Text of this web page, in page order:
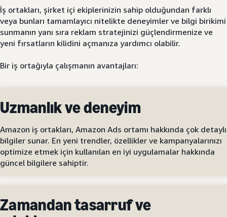
İş ortakları, şirket içi ekiplerinizin sahip olduğundan farklı
veya bunları tamamlayıcı nitelikte deneyimler ve bilgi birikimi
sunmanın yanı sıra reklam stratejinizi güçlendirmenize ve
yeni fırsatların kilidini açmanıza yardımcı olabilir.
Bir iş ortağıyla çalışmanın avantajları:
Uzmanlık ve deneyim
Amazon iş ortakları, Amazon Ads ortamı hakkında çok detaylı
bilgiler sunar. En yeni trendler, özellikler ve kampanyalarınızı
optimize etmek için kullanılan en iyi uygulamalar hakkında
güncel bilgilere sahiptir.
Zamandan tasarruf ve